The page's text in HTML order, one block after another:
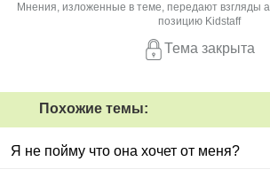
Мнения, изложенные в теме, передают взгляды
позицию Kidstaff
Тема закрыта
Похожие темы:
Я не пойму что она хочет от меня?